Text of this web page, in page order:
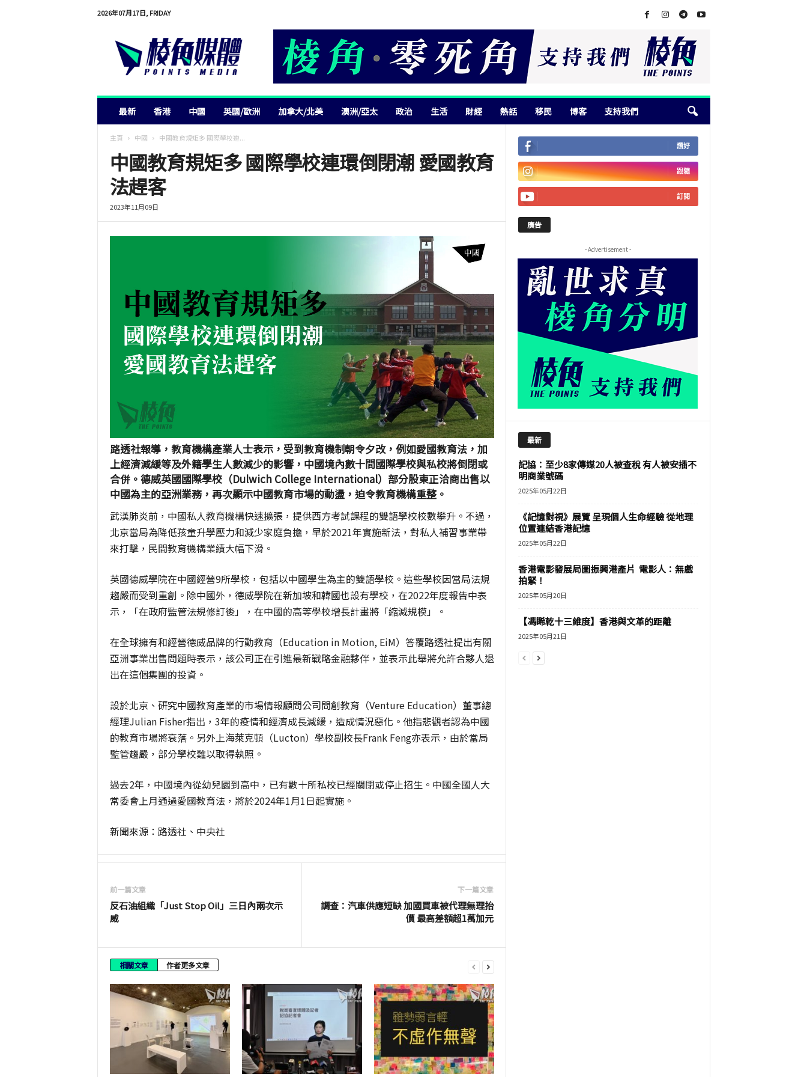
2026年07月17日, FRIDAY
最新 香港 中國 英國/歐洲 加拿大/北美 澳洲/亞太 政治 生活 財經 熱話 移民 博客 支持我們
主頁 中國 中國教育規矩多 國際學校連...
中國教育規矩多 國際學校連環倒閉潮 愛國教育
法趕客
2023年11月09日
路透社報導，教育機構產業人士表示，受到教育機制朝令夕改，例如愛國教育法，加
上經濟減緩等及外籍學生人數減少的影響，中國境內數十間國際學校與私校將倒閉或
合併。德威英國國際學校（Dulwich College International）部分股東正洽商出售以
中國為主的亞洲業務，再次顯示中國教育市場的動盪，迫令教育機構重整。
武漢肺炎前，中國私人教育機構快速擴張，提供西方考試課程的雙語學校校數攀升。不過，
北京當局為降低孩童升學壓力和減少家庭負擔，早於2021年實施新法，對私人補習事業帶
來打擊，民間教育機構業績大幅下滑。
英國德威學院在中國經營9所學校，包括以中國學生為主的雙語學校。這些學校因當局法規
趨嚴而受到重創。除中國外，德威學院在新加坡和韓國也設有學校，在2022年度報告中表
示，「在政府監管法規修訂後」，在中國的高等學校增長計畫將「縮減規模」。
在全球擁有和經營德威品牌的行動教育（Education in Motion, EiM）答覆路透社提出有關
亞洲事業出售問題時表示，該公司正在引進最新戰略金融夥伴，並表示此舉將允許合夥人退
出在這個集團的投資。
設於北京、研究中國教育產業的市場情報顧問公司問創教育（Venture Education）董事總
經理Julian Fisher指出， 3年的疫情和經濟成長減緩，造成情況惡化。他指悲觀者認為中國
的教育市場將衰落。另外上海萊克頓（Lucton）學校副校長Frank Feng亦表示，由於當局
監管趨嚴，部分學校難以取得執照。
過去2年，中國境內從幼兒園到高中，已有數十所私校已經關閉或停止招生。中國全國人大
常委會上月通過愛國教育法，將於2024年1月1日起實施。
新聞來源：路透社、中央社
前一篇文章
反石油組織「Just Stop Oil」三日內兩次示
威
下一篇文章
調查：汽車供應短缺 加國買車被代理無理抬
價 最高差額超1萬加元
相關文章 作者更多文章
讚好
跟隨
訂閱
廣告
- Advertisement -
最新
記協：至少8家傳媒20人被查稅 有人被安插不
明商業號碼
2025年05月22日
《記憶對視》展覽 呈現個人生命經驗 從地理
位置連結香港記憶
2025年05月22日
香港電影發展局圖振興港產片 電影人：無戲
拍緊！
2025年05月20日
【馮睎乾十三維度】香港與文革的距離
2025年05月21日